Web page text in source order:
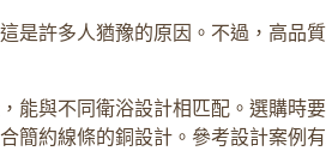
是許多人猶豫的原因。不過，高品
能與不同衛浴設計相匹配。選購時
簡約線條的銅設計。參考設計案例